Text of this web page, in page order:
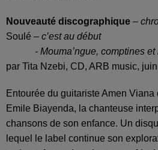
Nouveauté discographique –
Soulé – c’est au début
- Mouma’ngue, comptines et
par Tita Nzebi, CD, ARB music,
Entourée du guitariste Amen
Emile Biayenda, la chanteuse
chansons de son enfance. Un
lequel le label continue son